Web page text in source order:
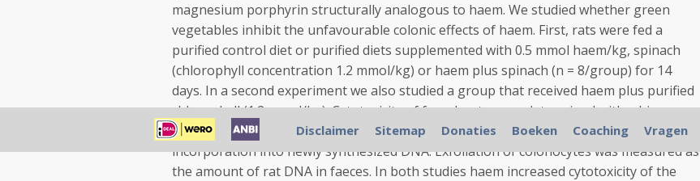
magnesium porphyrin structurally analogous to haem. We studied whether green
vegetables inhibit the unfavourable colonic effects of haem. First, rats were fed a
purified control diet or purified diets supplemented with 0.5 mmol haem/kg, spinach
(chlorophyll concentration 1.2 mmol/kg) or haem plus spinach (n = 8/group) for 14
days. In a second experiment we also studied a group that received haem plus purified
chlorophyll (1.2 mmol/kg). Cytotoxicity of faecal water was determined with a bioassay
and colonic epithelial cell proliferation was quantified in vivo by [methyl-(3)H]thymidine
incorporation into newly synthesized DNA. Exfoliation of colonocytes was measured as
the amount of rat DNA in faeces. In both studies haem increased cytotoxicity of the
Disclaimer Sitemap Donaties Boeken Coaching Vragen